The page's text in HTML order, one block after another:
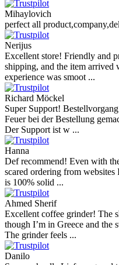
Mihaylovich
perfect all
Nerijus
Excellent store! Friendly and
shipping, and the item arrived
experience was smoot ...
Richard Möckel
Super Support!
Feuer bei der Bestellung
Der Support ist w ...
Hanna
Def recommend! Even with
scared ordering from
is 100% solid ...
Ahmed Sherif
Excellent coffee grinder! The
though I’m in Greece and the
The grinder feels ...
Danilo